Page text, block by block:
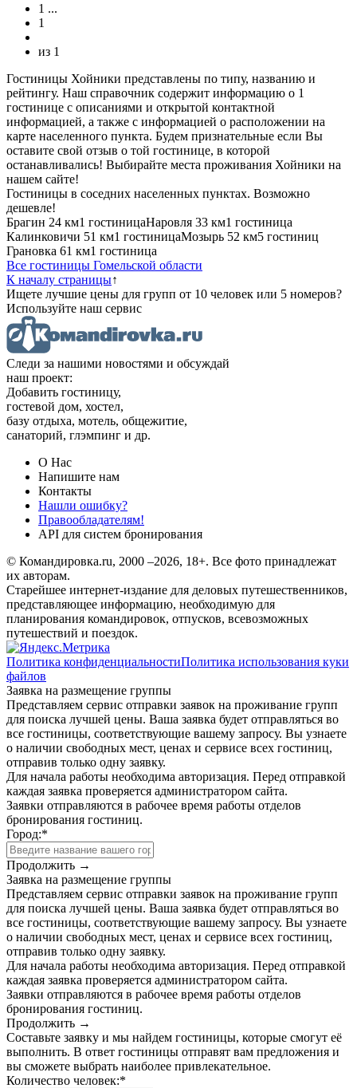
1 ...
1
из 1
Гостиницы Хойники представлены по типу, названию и
рейтингу. Наш справочник содержит информацию о 1
гостинице с описаниями и открытой контактной
информацией, а также с информацией о расположении на
карте населенного пункта. Будем признательные если Вы
оставите свой отзыв о той гостинице, в которой
останавливались! Выбирайте места проживания Хойники на
нашем сайте!
Гостиницы в соседних населенных пунктах. Возможно
дешевле!
Брагин 24 км1 гостиницаНаровля 33 км1 гостиница
Калинковичи 51 км1 гостиницаМозырь 52 км5 гостиниц
Грановка 61 км1 гостиница
Все гостиницы Гомельской области
К началу страницы↑
Ищете лучшие цены для групп от 10 человек или 5 номеров?
Используйте наш сервис
Следи за нашими новостями и обсуждай
наш проект:
Добавить гостиницу,
гостевой дом, хостел,
базу отдыха, мотель, общежитие,
санаторий, глэмпинг и др.
О Нас
Напишите нам
Контакты
Нашли ошибку?
Правообладателям!
API для систем бронирования
© Командировка.ru, 2000 –2026, 18+. Все фото принадлежат
их авторам.
Старейшее интернет-издание для деловых путешественников,
представляющее информацию, необходимую для
планирования командировок, отпусков, всевозможных
путешествий и поездок.
Политика конфиденциальностиПолитика использования куки
файлов
Заявка на размещение группы
Представляем сервис отправки заявок на проживание групп
для поиска лучшей цены. Ваша заявка будет отправляться во
все гостиницы, соответствующие вашему запросу. Вы узнаете
о наличии свободных мест, ценах и сервисе всех гостиниц,
отправив только одну заявку.
Для начала работы необходима авторизация. Перед отправкой
каждая заявка проверяется администратором сайта.
Заявки отправляются в рабочее время работы отделов
бронирования гостиниц.
Город:*
Продолжить →
Заявка на размещение группы
Представляем сервис отправки заявок на проживание групп
для поиска лучшей цены. Ваша заявка будет отправляться во
все гостиницы, соответствующие вашему запросу. Вы узнаете
о наличии свободных мест, ценах и сервисе всех гостиниц,
отправив только одну заявку.
Для начала работы необходима авторизация. Перед отправкой
каждая заявка проверяется администратором сайта.
Заявки отправляются в рабочее время работы отделов
бронирования гостиниц.
Продолжить →
Составьте заявку и мы найдем гостиницы, которые смогут её
выполнить. В ответ гостиницы отправят вам предложения и
вы сможете выбрать наиболее привлекательное.
Количество человек:*